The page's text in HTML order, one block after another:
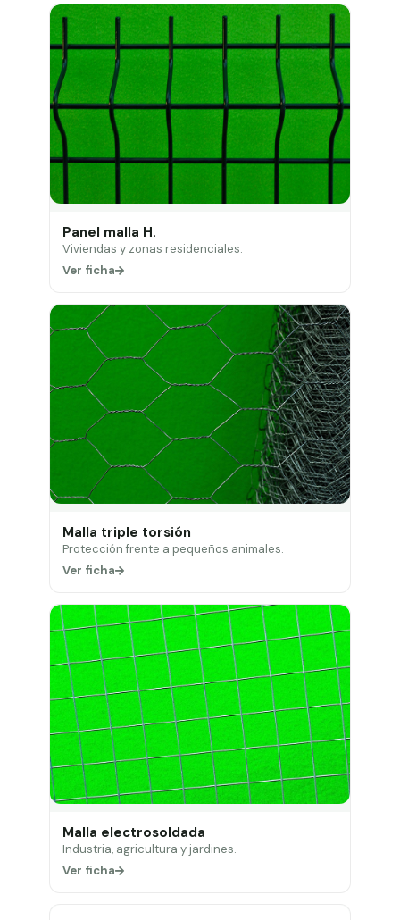
Panel malla H.
Viviendas y zonas residenciales.
Ver ficha
Malla triple torsión
Protección frente a pequeños animales.
Ver ficha
Malla electrosoldada
Industria, agricultura y jardines.
Ver ficha